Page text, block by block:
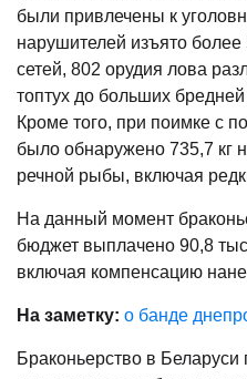
были привлечены к
нарушителей изъято
сетей, 802 орудия лова
топтух до больших
Кроме того, при поимке с
было обнаружено 735,7 кг
речной рыбы, включая
На данный момент
бюджет выплачено 90,8
включая компенсацию
На заметку: о банде
Браконьерство в Беларуси